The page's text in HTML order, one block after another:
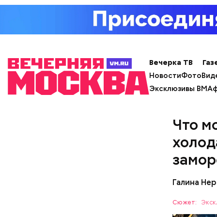
Вечерка ТВ
НовостиФото
Эксклюзивы ВМ
Что
Галина
Сюжет:
брынза;